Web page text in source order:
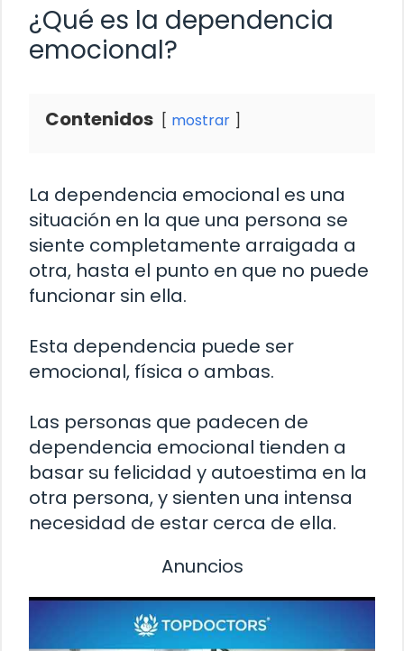
¿Qué es la dependencia
emocional?
Contenidos mostrar
La dependencia emocional es una
situación en la que una persona se
siente completamente arraigada a
otra, hasta el punto en que no puede
funcionar sin ella.
Esta dependencia puede ser
emocional, física o ambas.
Las personas que padecen de
dependencia emocional tienden a
basar su felicidad y autoestima en la
otra persona, y sienten una intensa
necesidad de estar cerca de ella.
Anuncios